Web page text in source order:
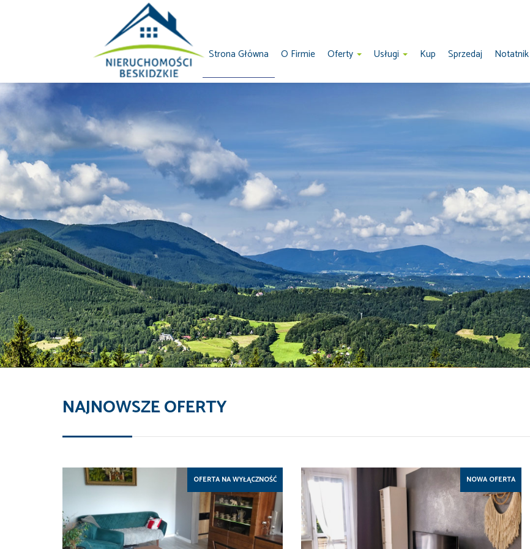
Strona Główna O Firmie Oferty Usługi Kup Sprzedaj Notatnik
NAJNOWSZE OFERTY
OFERTA NA WYŁĄCZNOŚĆ NOWA OFERTA